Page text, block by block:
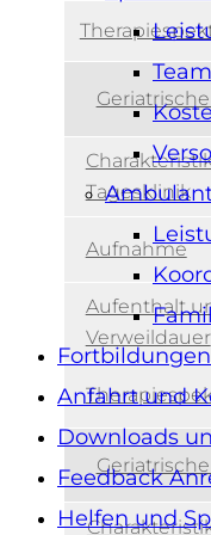
Tagesklinik
Aufnahme
Aufenthalt
Verweildauer
Team
Anfahrt und
Downloads
Feedback
Helfen und